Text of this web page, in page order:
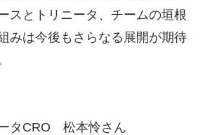
スとトリニータ、チームの垣根
みは今後もさらなる展開が期待
タCRO 松本怜さん